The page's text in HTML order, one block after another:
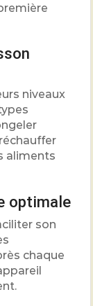
niveaux
aliments
optimale
son
chaque